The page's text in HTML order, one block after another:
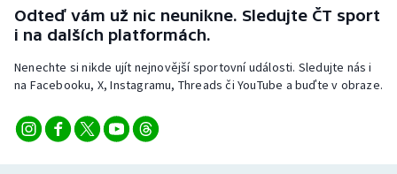
Veslování
Vodní slalom
Volejbal
Ostatní
Odteď vám už nic neunikne. Sledujte ČT sport
i na dalších platformách.
Nenechte si nikde ujít nejnovější sportovní události. Sledujte nás i
na Facebooku, X, Instagramu, Threads či YouTube a buďte v obraze.